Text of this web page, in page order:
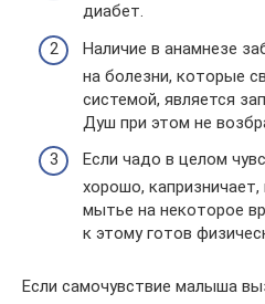
диабет.
Наличие в анамнезе
на болезни, которые
системой, является
Душ при этом не
Если чадо в целом
хорошо,
мытье на некоторое
к этому готов
Если самочувствие малыша